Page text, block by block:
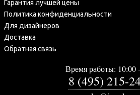
Гарантия лучшей цены
Политика конфиденциальности
Для дизайнеров
Доставка
Обратная связь
Время работы: 10:00
8 (495) 215-